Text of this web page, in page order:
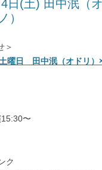
日(土) 田中泯（
）
＞
曜日 田中泯（オドリ）
〜
ク